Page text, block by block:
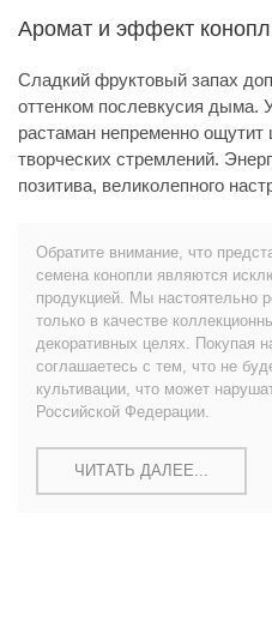
Аромат и эффект
Сладкий фруктовый запах
оттенком послевкусия дыма.
растаман непременно
творческих стремлений.
позитива, великолепного
Обратите внимание, что
семена конопли являются
продукцией. Мы настоятельно
только в качестве
декоративных целях. Покупая
соглашаетесь с тем, что не
культивации, что может
Российской Федерации.
ЧИТАТЬ ДАЛЕЕ...